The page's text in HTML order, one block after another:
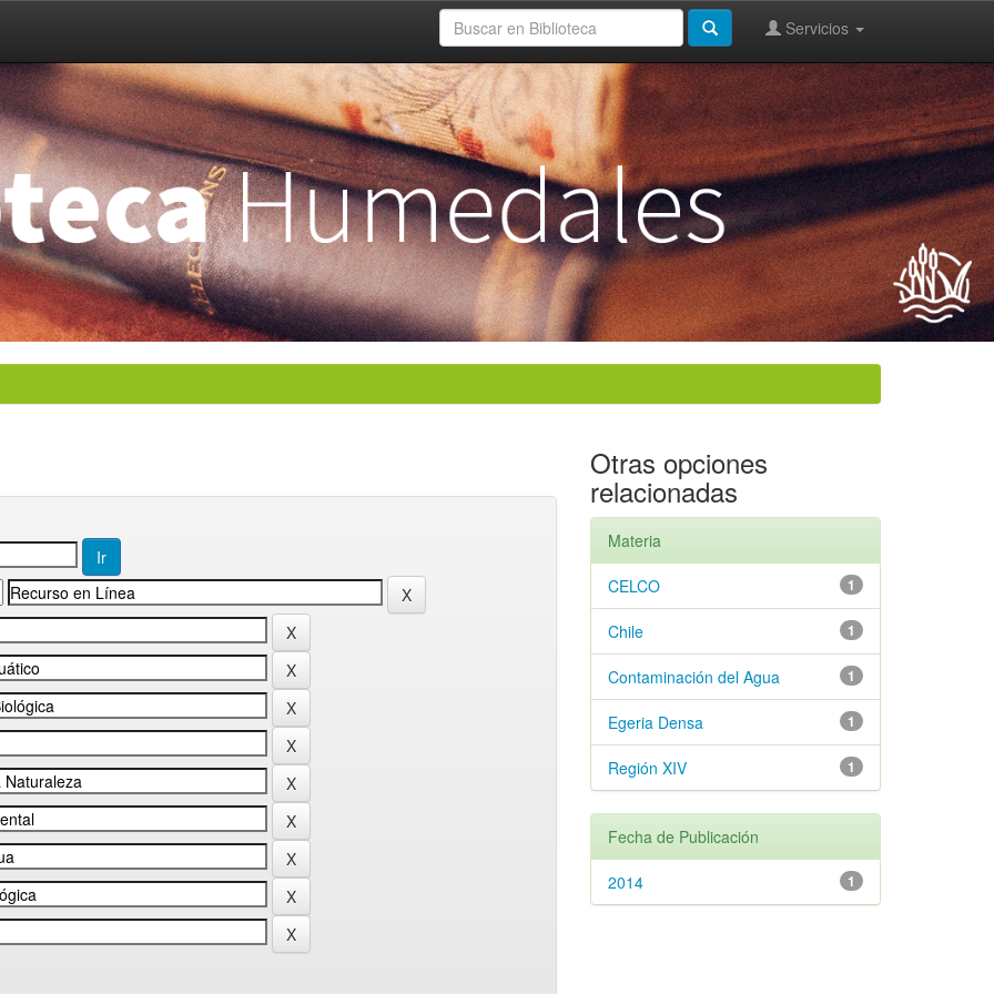
Servicios
Otras opciones
relacionadas
Materia
1
CELCO
1
Chile
1
Contaminación del Agua
1
Egeria Densa
1
Región XIV
Fecha de Publicación
1
2014